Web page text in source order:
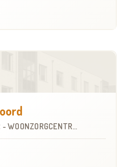
- WOONZORGCENTRUM (WZC)